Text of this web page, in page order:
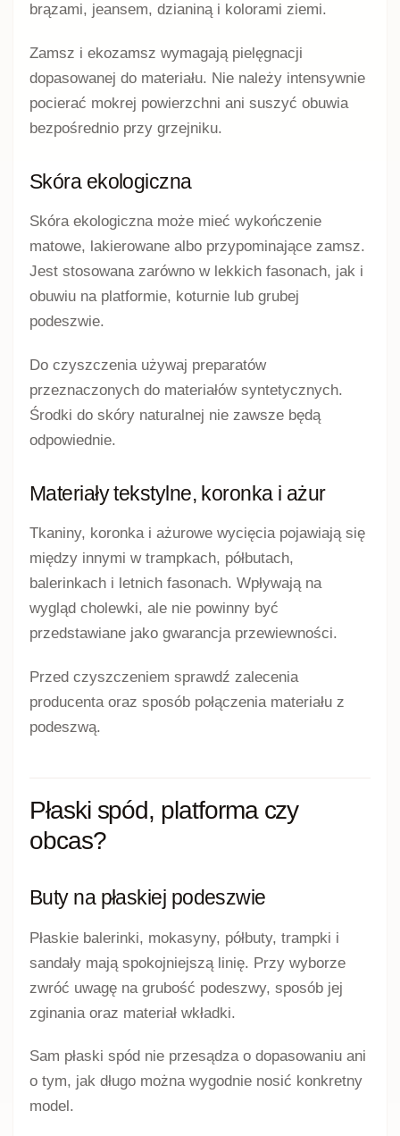
brązami, jeansem, dzianiną i kolorami ziemi.
Zamsz i ekozamsz wymagają pielęgnacji
dopasowanej do materiału. Nie należy intensywnie
pocierać mokrej powierzchni ani suszyć obuwia
bezpośrednio przy grzejniku.
Skóra ekologiczna
Skóra ekologiczna może mieć wykończenie
matowe, lakierowane albo przypominające zamsz.
Jest stosowana zarówno w lekkich fasonach, jak i
obuwiu na platformie, koturnie lub grubej
podeszwie.
Do czyszczenia używaj preparatów
przeznaczonych do materiałów syntetycznych.
Środki do skóry naturalnej nie zawsze będą
odpowiednie.
Materiały tekstylne, koronka i ażur
Tkaniny, koronka i ażurowe wycięcia pojawiają się
między innymi w trampkach, półbutach,
balerinkach i letnich fasonach. Wpływają na
wygląd cholewki, ale nie powinny być
przedstawiane jako gwarancja przewiewności.
Przed czyszczeniem sprawdź zalecenia
producenta oraz sposób połączenia materiału z
podeszwą.
Płaski spód, platforma czy
obcas?
Buty na płaskiej podeszwie
Płaskie balerinki, mokasyny, półbuty, trampki i
sandały mają spokojniejszą linię. Przy wyborze
zwróć uwagę na grubość podeszwy, sposób jej
zginania oraz materiał wkładki.
Sam płaski spód nie przesądza o dopasowaniu ani
o tym, jak długo można wygodnie nosić konkretny
model.